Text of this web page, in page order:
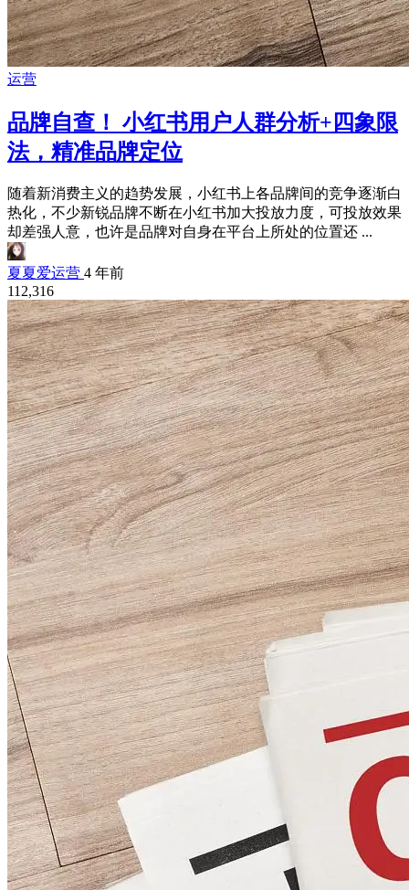
运营
品牌自查！ 小红书用户人群分析+四象限
法，精准品牌定位
随着新消费主义的趋势发展，小红书上各品牌间的竞争逐渐白
热化，不少新锐品牌不断在小红书加大投放力度，可投放效果
却差强人意，也许是品牌对自身在平台上所处的位置还 ...
夏夏爱运营 4 年前
112,316